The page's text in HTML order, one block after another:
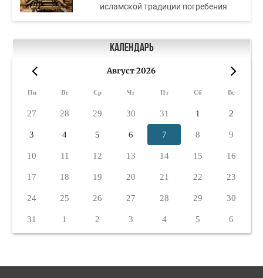
исламской традиции погребения
Календарь
Август 2026
Пн Вт Ср Чт Пт Сб Вс
27 28 29 30 31 1 2
3 4 5 6 7 8 9
10 11 12 13 14 15 16
17 18 19 20 21 22 23
24 25 26 27 28 29 30
31 1 2 3 4 5 6